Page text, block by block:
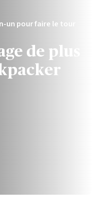
pour faire le tour
de plus